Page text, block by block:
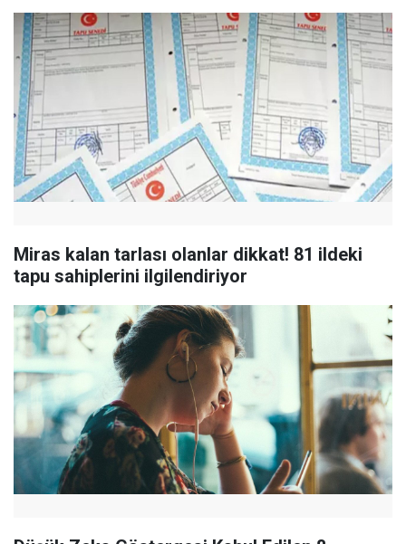
Miras kalan tarlası olanlar dikkat! 81 ildeki
tapu sahiplerini ilgilendiriyor